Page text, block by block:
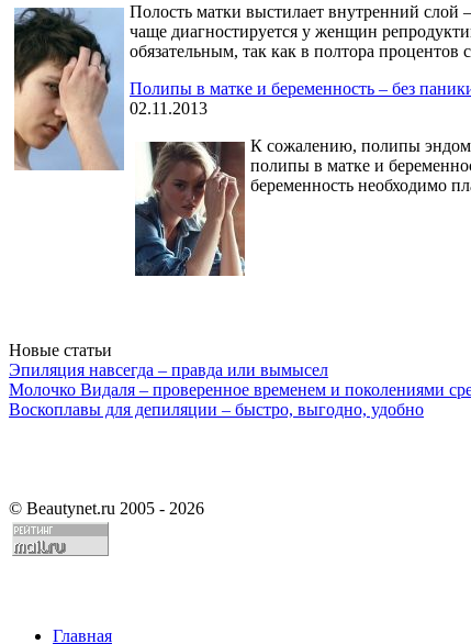
Полость матки выстилает внутренний слой
чаще диагностируется у женщин
обязательным, так как в полтора процентов
Полипы в матке и беременность – без
02.11.2013
К сожалению, полипы
полипы в матке и
беременность необходимо
Новые статьи
Эпиляция навсегда – правда или вымысел
Молочко Видаля – проверенное временем и поколениями
Воскоплавы для депиляции – быстро, выгодно, удобно
© Beautynet.ru 2005 - 2026
Главная